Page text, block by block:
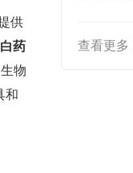
供
药
物
和
查看更多